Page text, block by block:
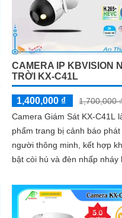
CAMERA IP KBVISION
TRỜI KX-C41L
1,400,000 ₫
1,700,000
Camera Giám Sát KX-C41L
phẩm trang bị cảnh báo phát
người thông minh, kết hợp
bật còi hú và đèn nhấp nháy
chip xử...